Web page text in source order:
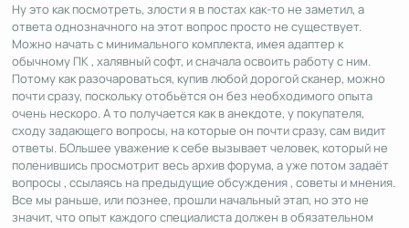
Ну это как посмотреть, злости я в постах как-то не заметил, а
ответа однозначного на этот вопрос просто не существует.
Можно начать с минимального комплекта, имея адаптер к
обычному ПК , халявный софт, и сначала освоить работу с ним.
Потому как разочароваться, купив любой дорогой сканер, можно
почти сразу, поскольку отобьётся он без необходимого опыта
очень нескоро. А то получается как в анекдоте, у покупателя,
сходу задающего вопросы, на которые он почти сразу, сам видит
ответы. БОльшее уважение к себе вызывает человек, который не
поленившись просмотрит весь архив форума, а уже потом задаёт
вопросы , ссылаясь на предыдущие обсуждения , советы и мнения.
Все мы раньше, или познее, прошли начальный этап, но это не
значит, что опыт каждого специалиста должен в обязательном